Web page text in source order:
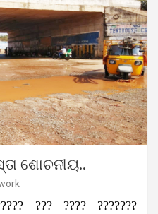
ଶୋଚନୀୟ..
??? ???? ???????